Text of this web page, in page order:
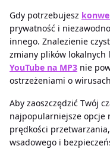
Gdy potrzebujesz
prywatność i
innego. Znalezienie
zmiany plików lokalnych
YouTube na MP3 nie
ostrzeżeniami o
Aby zaoszczędzić Twój
najpopularniejsze opcje
prędkości
wsadowego i